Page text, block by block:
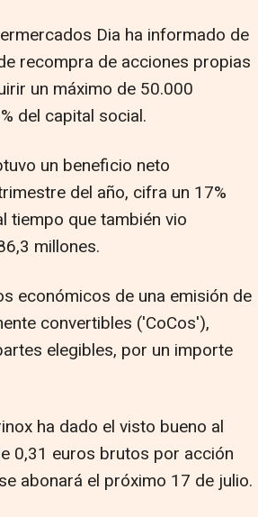
Dia ha informado de
recompra de acciones propias
un máximo de 50.000
del capital social.
un beneficio neto
del año, cifra un 17%
tiempo que también vio
millones.
económicos de una emisión de
convertibles ('CoCos'),
elegibles, por un importe
ha dado el visto bueno al
0,31 euros brutos por acción
abonará el próximo 17 de julio.